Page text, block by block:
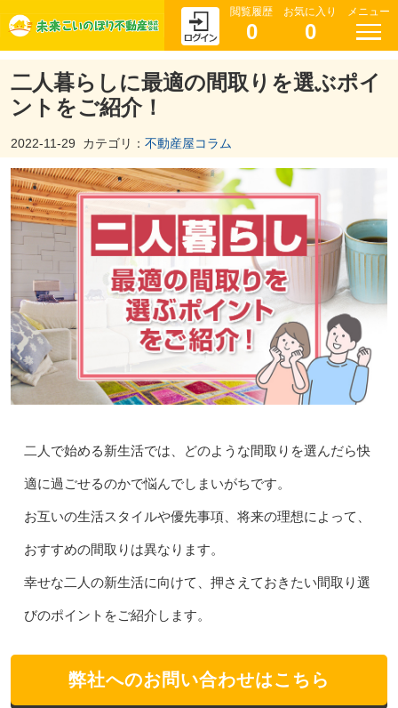
閲覧履歴
0
お気に入り
0
メニュー
二人暮らしに最適の間取りを選ぶポイ
ントをご紹介！
2022-11-29 カテゴリ： 不動産屋コラム
二人で始める新生活では、どのような間取りを選んだら快
適に過ごせるのかで悩んでしまいがちです。
お互いの生活スタイルや優先事項、将来の理想によって、
おすすめの間取りは異なります。
幸せな二人の新生活に向けて、押さえておきたい間取り選
びのポイントをご紹介します。
弊社へのお問い合わせはこちら